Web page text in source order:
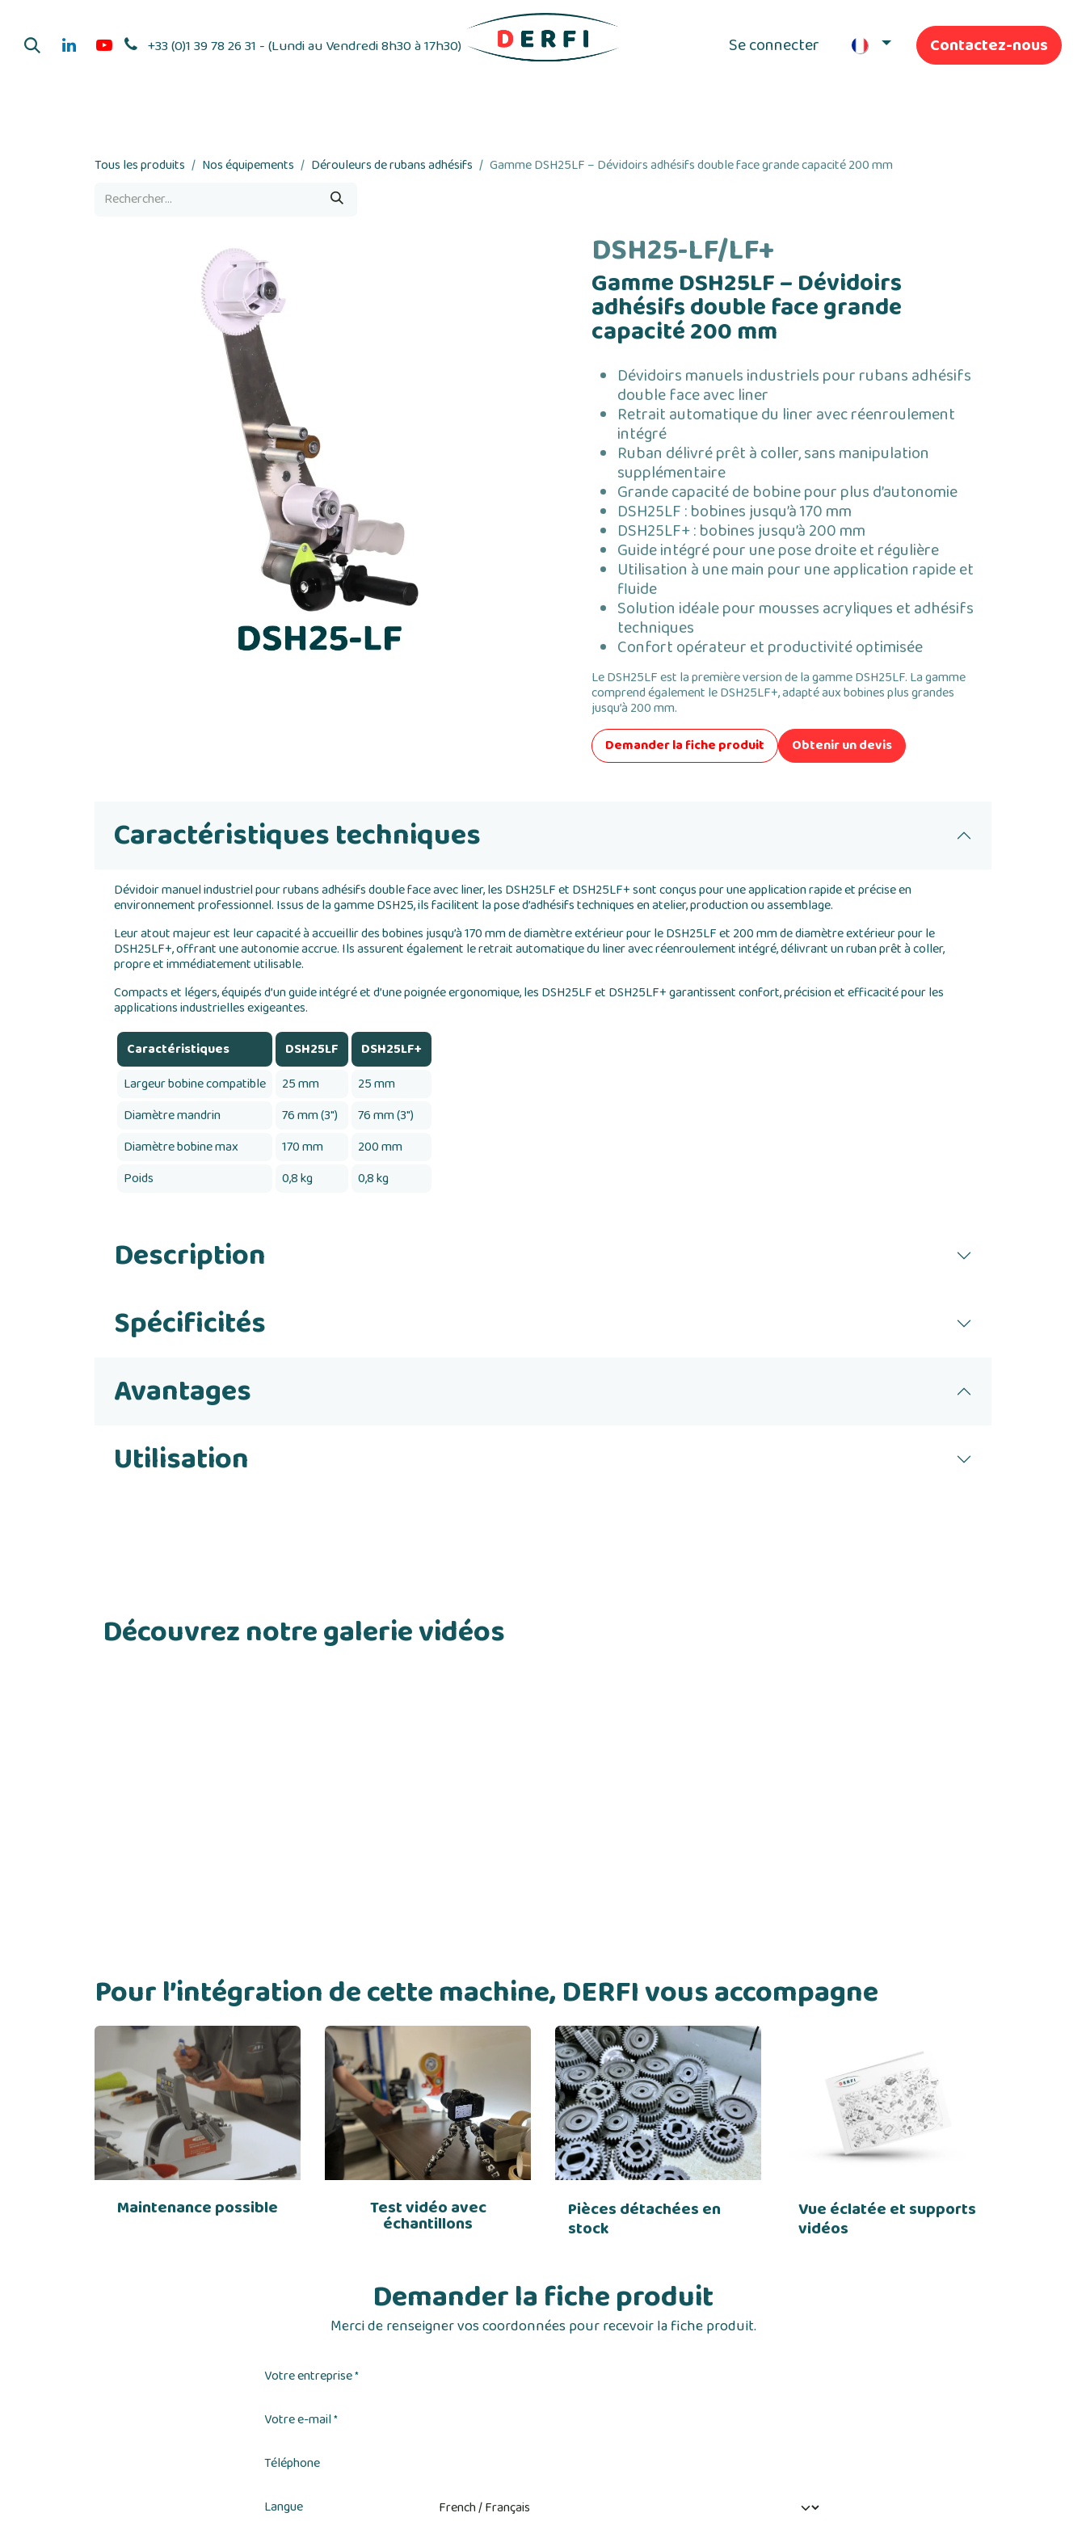
+33 (0)1 39 78 26 31 - (Lundi au Vendredi 8h30 à 17h30) Se connecter Contactez-nous
Tous les produits Nos équipements Dérouleurs de rubans adhésifs Gamme DSH25LF – Dévidoirs adhésifs double face grande capacité 200 mm
DSH25-LF/LF+
Gamme DSH25LF – Dévidoirs
adhésifs double face grande
capacité 200 mm
Dévidoirs manuels industriels pour rubans adhésifs
double face avec liner
Retrait automatique du liner avec réenroulement
intégré
Ruban délivré prêt à coller, sans manipulation
supplémentaire
Grande capacité de bobine pour plus d’autonomie
DSH25LF : bobines jusqu’à 170 mm
DSH25LF+ : bobines jusqu’à 200 mm
Guide intégré pour une pose droite et régulière
Utilisation à une main pour une application rapide et
fluide
Solution idéale pour mousses acryliques et adhésifs
techniques
Confort opérateur et productivité optimisée
Le DSH25LF est la première version de la gamme DSH25LF. La gamme
comprend également le DSH25LF+, adapté aux bobines plus grandes
jusqu’à 200 mm.
Demander la fiche produit
Obtenir un devis
Caractéristiques techniques
Dévidoir manuel industriel pour rubans adhésifs double face avec liner, les DSH25LF et DSH25LF+ sont conçus pour une application rapide et précise en
environnement professionnel. Issus de la gamme DSH25, ils facilitent la pose d’adhésifs techniques en atelier, production ou assemblage.
Leur atout majeur est leur capacité à accueillir des bobines jusqu’à 170 mm de diamètre extérieur pour le DSH25LF et 200 mm de diamètre extérieur pour le
DSH25LF+, offrant une autonomie accrue. Ils assurent également le retrait automatique du liner avec réenroulement intégré, délivrant un ruban prêt à coller,
propre et immédiatement utilisable.
Compacts et légers, équipés d’un guide intégré et d’une poignée ergonomique, les DSH25LF et DSH25LF+ garantissent confort, précision et efficacité pour les
applications industrielles exigeantes.
Caractéristiques DSH25LF
DSH25LF+
Largeur bobine compatible
25 mm
25 mm
Diamètre mandrin
76 mm (3")
76 mm (3")
Diamètre bobine max
170 mm
200 mm
Poids
0,8 kg 0,8 kg
Description
Spécificités
Avantages
Utilisation
Découvrez notre galerie vidéos
Pour l’intégration de cette machine, DERFI vous accompagne
Maintenance possible Test vidéo avec
échantillons
Pièces détachées en
stock
Vue éclatée et supports
vidéos
Demander la fiche produit
Merci de renseigner vos coordonnées pour recevoir la fiche produit.
Votre entreprise*
Votre e-mail*
Téléphone
Langue